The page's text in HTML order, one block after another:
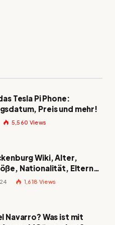
Tesla Pi Phone:
Preis und mehr!
5,560 Views
Wiki, Alter,
Nationalität, Eltern
1,618 Views
Navarro? Was ist mit